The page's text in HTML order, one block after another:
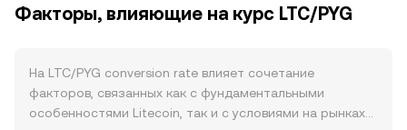
Факторы, влияющие на курс LTC/PYG
На LTC/PYG conversion rate влияет сочетание
факторов, связанных как с фундаментальными
особенностями Litecoin, так и с условиями на рынках